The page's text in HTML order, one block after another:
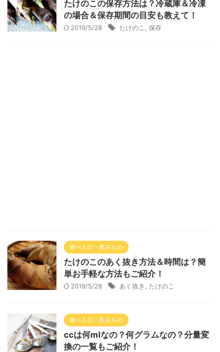
たけのこの保存方法は？冷蔵庫＆冷凍
の場合＆保存期間の目安も教えて！
2019/5/28 たけのこ 保存
食べもの・飲みもの
たけのこのあく抜き方法＆時間は？簡
単お手軽な方法もご紹介！
2019/5/28 あく抜き たけのこ
食べもの・飲みもの
ccは何mlなの？何グラムなの？分量変
換の一覧もご紹介！